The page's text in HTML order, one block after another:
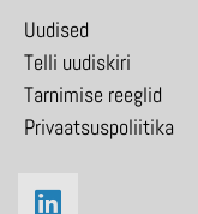
Uudised
Telli uudiskiri
Tarnimise reeglid
Privaatsuspoliitika